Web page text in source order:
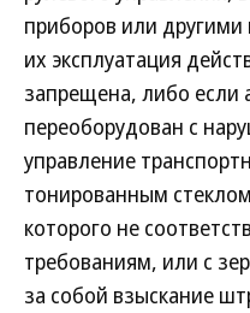
приборов или
их эксплуатация
запрещена, либо если
переоборудован с
управление
тонированным
которого не
требованиям, или с
за собой взыскание